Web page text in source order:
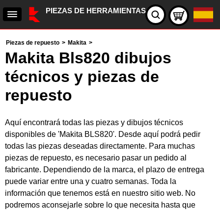
PIEZAS DE HERRAMIENTAS
Piezas de repuesto > Makita >
Makita Bls820 dibujos
técnicos y piezas de
repuesto
Aquí encontrará todas las piezas y dibujos técnicos
disponibles de 'Makita BLS820'. Desde aquí podrá pedir
todas las piezas deseadas directamente. Para muchas
piezas de repuesto, es necesario pasar un pedido al
fabricante. Dependiendo de la marca, el plazo de entrega
puede variar entre una y cuatro semanas. Toda la
información que tenemos está en nuestro sitio web. No
podremos aconsejarle sobre lo que necesita hasta que